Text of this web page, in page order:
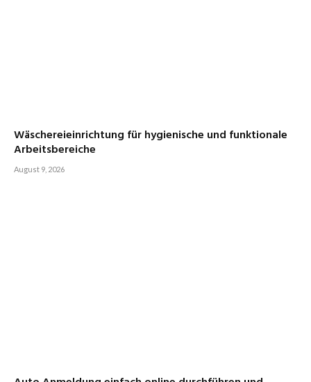
Wäschereieinrichtung für hygienische und funktionale
Arbeitsbereiche
August 9, 2026